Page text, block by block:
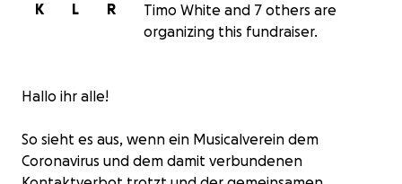
R
L
K
Timo White and 7 others are
organizing this fundraiser.
Hallo ihr alle!
So sieht es aus, wenn ein Musicalverein dem
Coronavirus und dem damit verbundenen